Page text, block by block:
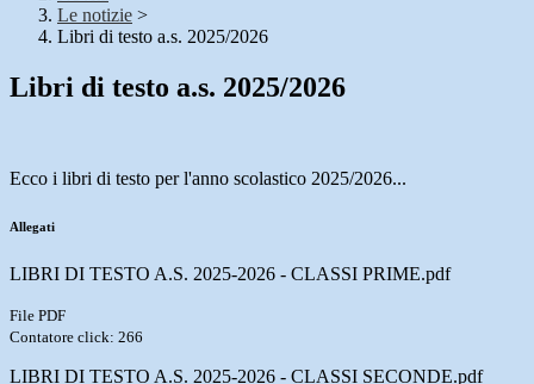
Le notizie >
Libri di testo a.s. 2025/2026
Libri di testo a.s. 2025/2026
Ecco i libri di testo per l'anno scolastico 2025/2026...
Allegati
LIBRI DI TESTO A.S. 2025-2026 - CLASSI PRIME.pdf
File PDF
Contatore click: 266
LIBRI DI TESTO A.S. 2025-2026 - CLASSI SECONDE.pdf